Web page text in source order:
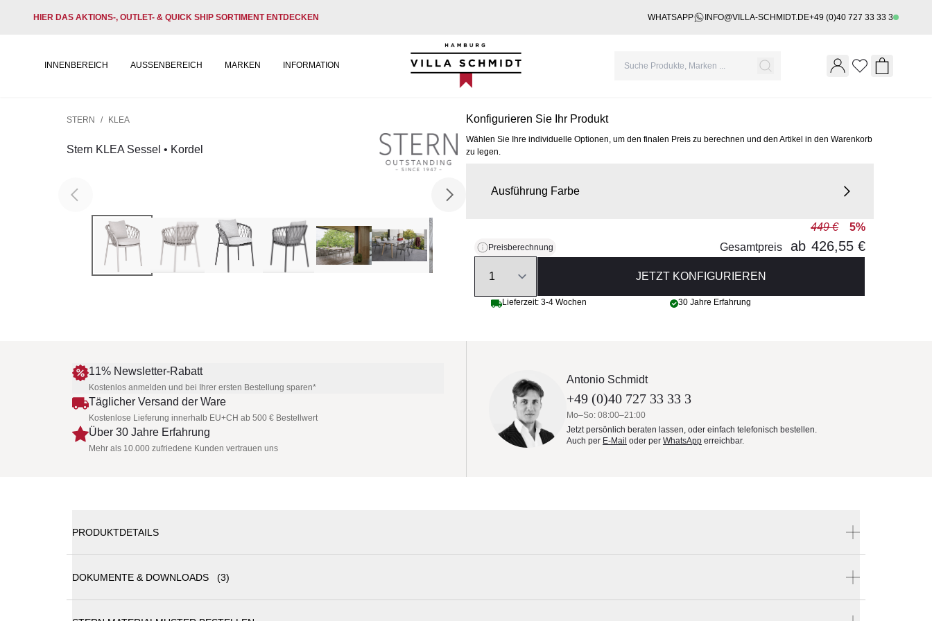
HIER DAS AKTIONS-, OUTLET- & QUICK SHIP SORTIMENT ENTDECKEN WHATSAPP INFO@VILLA-SCHMIDT.DE+49 (0)40 727 33 33 3
INNENBEREICH AUSSENBEREICH MARKEN INFORMATION
Villa Schmidt
Wishlist
STERN / KLEA
Stern KLEA Sessel • Kordel
Konfigurieren Sie Ihr Produkt
Wählen Sie Ihre individuelle Optionen, um den finalen Preis zu berechnen und den Artikel in den Warenkorb
zu legen.
Ausführung Farbe
Preisberechnung
449 €
5%
Gesamtpreis
ab 426,55 €
JETZT KONFIGURIEREN
Lieferzeit: 3-4 Wochen 30 Jahre Erfahrung
11% Newsletter-Rabatt
Kostenlos anmelden und bei Ihrer ersten Bestellung sparen*
Täglicher Versand der Ware
Kostenlose Lieferung innerhalb EU+CH ab 500 € Bestellwert
Über 30 Jahre Erfahrung
Mehr als 10.000 zufriedene Kunden vertrauen uns
Antonio Schmidt
+49 (0)40 727 33 33 3
Mo–So: 08:00–21:00
Jetzt persönlich beraten lassen, oder einfach telefonisch bestellen.
Auch per E-Mail oder per WhatsApp erreichbar.
PRODUKTDETAILS
DOKUMENTE & DOWNLOADS (3)